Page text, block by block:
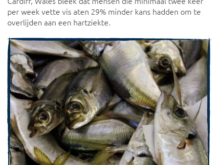
per week vette vis aten 29% minder kans hadden om te
overlijden aan een hartziekte.